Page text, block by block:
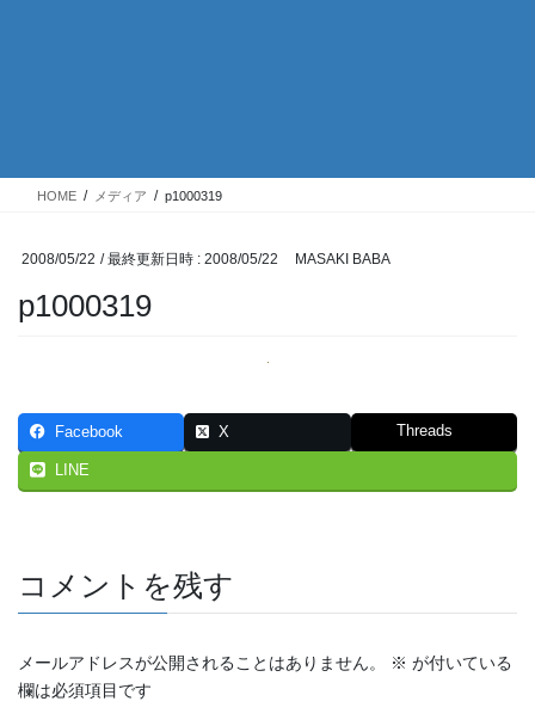
HOME メディア p1000319
2008/05/22 / 最終更新日時 : 2008/05/22 MASAKI BABA
p1000319
Facebook X Threads
LINE
コメントを残す
メールアドレスが公開されることはありません。 ※ が付いている
欄は必須項目です